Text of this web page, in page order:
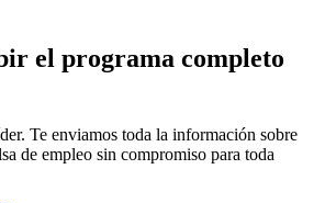
el programa completo
Te enviamos toda la información sobre
de empleo sin compromiso para toda